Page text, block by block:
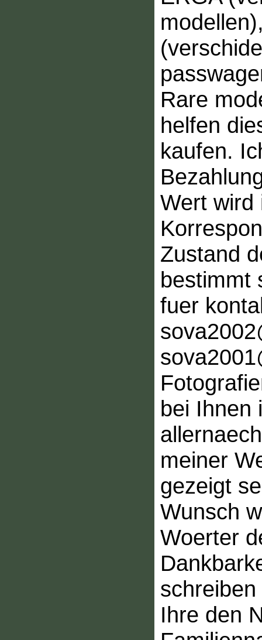
Rare
helfen
kaufen.
Wert wird
Zustand
bestimmt
fuer
bei Ihnen
meiner
gezeigt
Wunsch
Woerter
Ihre den